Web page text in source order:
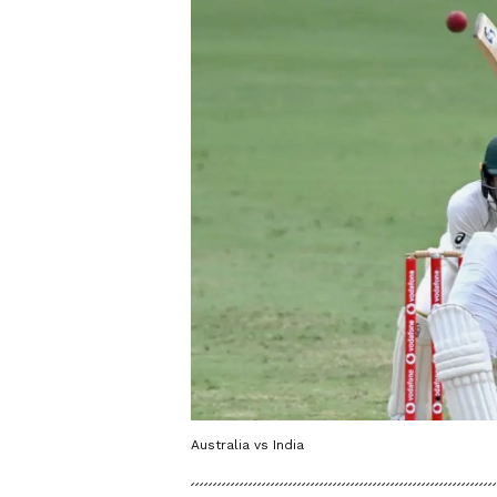
Australia vs India